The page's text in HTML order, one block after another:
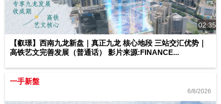
02:35
【叡璟】西南九龙新盘｜真正九龙 核心地段 三站交汇优势｜
高铁艺文完善发展（普通话） 影片来源:FINANCE...
一手新盤
6/8/2026